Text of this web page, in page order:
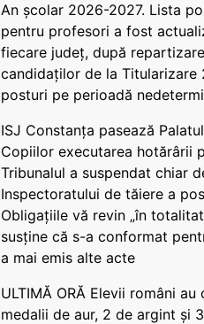
An școlar 2026-2027. Lista
pentru profesori a fost
fiecare județ, după
candidaților de la Titularizare
posturi pe perioadă
ISJ Constanța pasează
Copiilor executarea hotărârii
Tribunalul a suspendat chiar
Inspectoratului de tăiere a
Obligațiile vă revin „în
susține că s-a conformat
a mai emis alte acte
ULTIMĂ ORĂ Elevii români
medalii de aur, 2 de argint și